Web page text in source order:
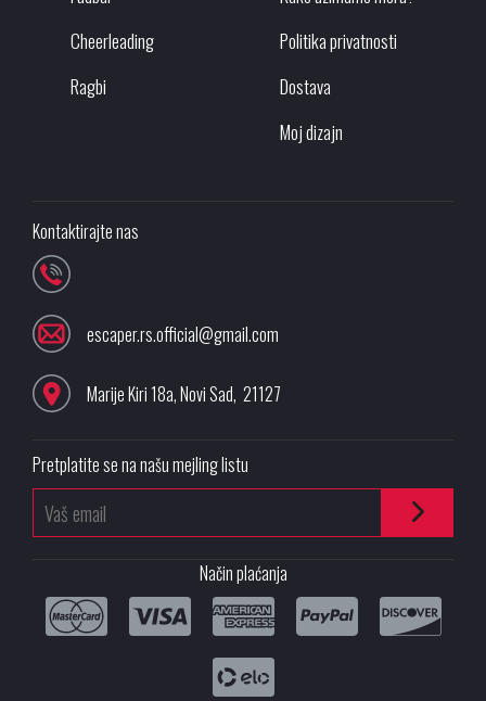
Cheerleading
Ragbi
Politika privatnosti
Dostava
Moj dizajn
Kontaktirajte nas
escaper.rs.official@gmail.com
Marije Kiri 18a,Novi Sad, 21127
Pretplatite se na našu mejling listu
Način plaćanja